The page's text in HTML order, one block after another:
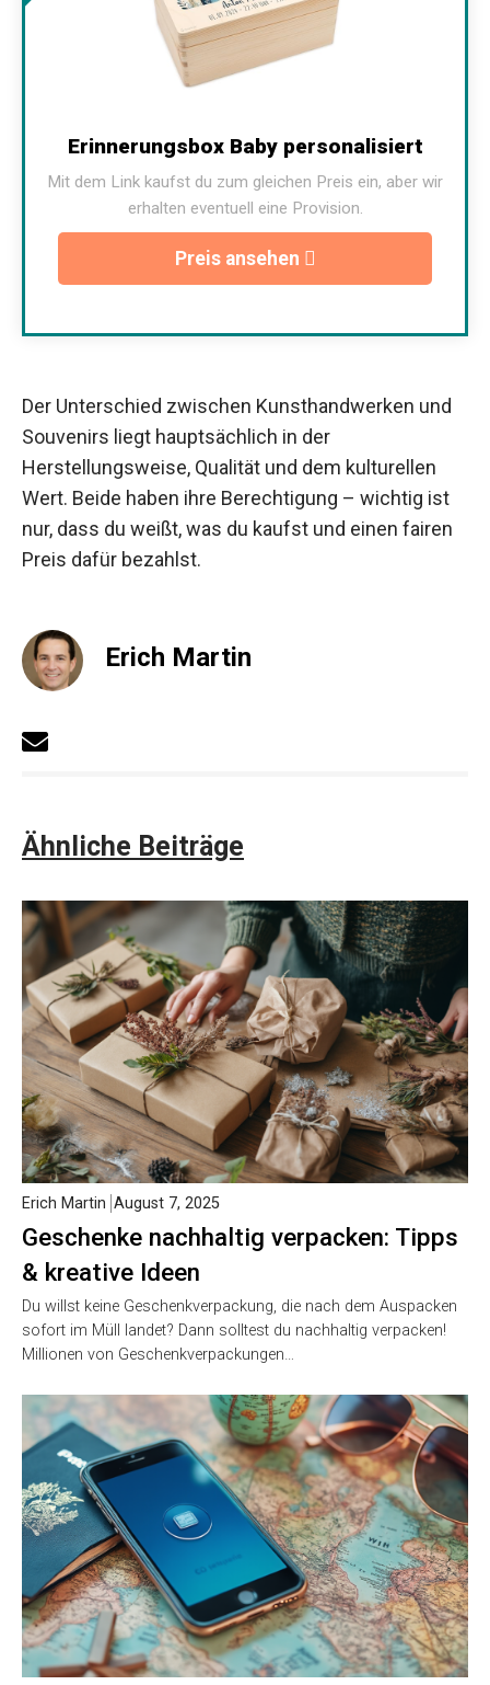
Erinnerungsbox Baby personalisiert
Mit dem Link kaufst du zum gleichen Preis ein, aber wir
erhalten eventuell eine Provision.
Preis ansehen
Der Unterschied zwischen Kunsthandwerken und
Souvenirs liegt hauptsächlich in der
Herstellungsweise, Qualität und dem kulturellen
Wert. Beide haben ihre Berechtigung – wichtig ist
nur, dass du weißt, was du kaufst und einen fairen
Preis dafür bezahlst.
Erich Martin
Ähnliche Beiträge
Geschenke nachhaltig verpacken: Tipps
& kreative Ideen
Erich Martin August 7, 2025
Du willst keine Geschenkverpackung, die nach dem Auspacken
sofort im Müll landet? Dann solltest du nachhaltig verpacken!
Millionen von Geschenkverpackungen…